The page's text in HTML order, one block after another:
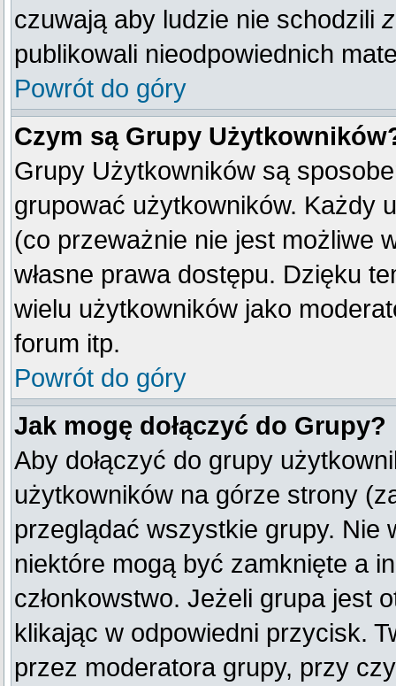
czuwają aby ludzie nie schodzili
publikowali nieodpowiednich
Powrót do góry
Czym są Grupy
Grupy Użytkowników są
grupować użytkowników. Każdy
(co przeważnie nie jest możliwe
własne prawa dostępu. Dzięku
wielu użytkowników jako
forum itp.
Powrót do góry
Jak mogę dołączyć do Grupy?
Aby dołączyć do grupy
użytkowników na górze strony
przeglądać wszystkie grupy. Nie
niektóre mogą być zamknięte a
członkowstwo. Jeżeli grupa jest
klikając w odpowiedni przycisk.
przez moderatora grupy, przy